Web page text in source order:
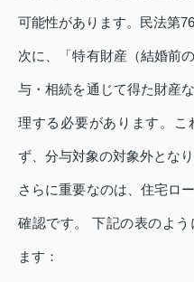
可能性があります。民法第
次に、「特有財産（結婚前
与・相続を通じて得た財産
理する必要があります。こ
ず、分与対象の対象外となり
さらに重要なのは、住宅ロ
確認です。 下記の表のよ
ます：